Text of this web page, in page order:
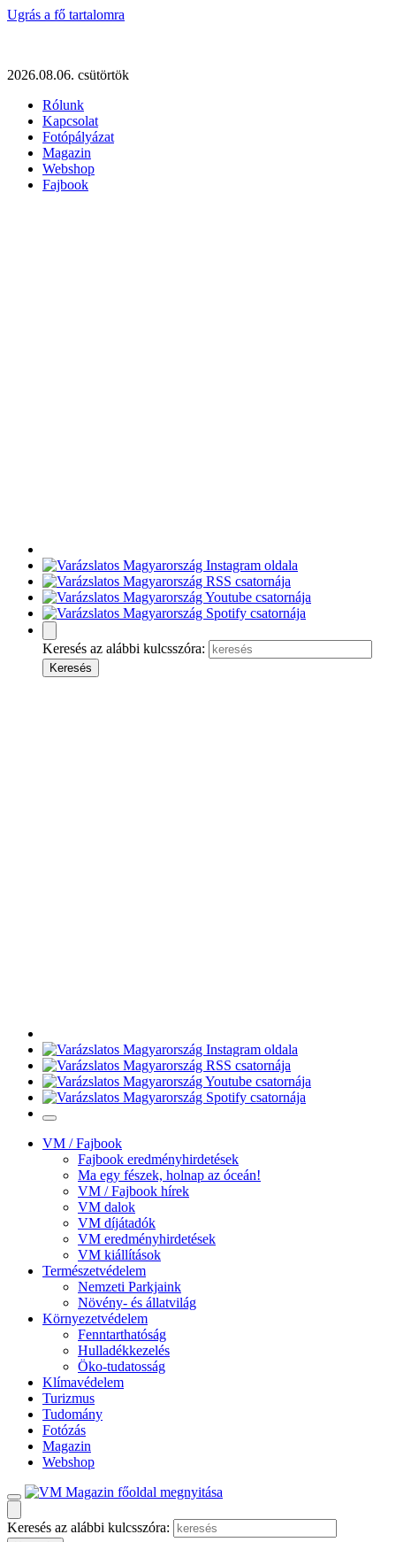
Ugrás a fő tartalomra
2026.08.06. csütörtök
Rólunk
Kapcsolat
Fotópályázat
Magazin
Webshop
Fajbook
Keresés az alábbi kulcsszóra:
VM / Fajbook
Fajbook eredményhirdetések
Ma egy fészek, holnap az óceán!
VM / Fajbook hírek
VM dalok
VM díjátadók
VM eredményhirdetések
VM kiállítások
Természetvédelem
Nemzeti Parkjaink
Növény- és állatvilág
Környezetvédelem
Fenntarthatóság
Hulladékkezelés
Öko-tudatosság
Klímavédelem
Turizmus
Tudomány
Fotózás
Magazin
Webshop
Keresés az alábbi kulcsszóra: